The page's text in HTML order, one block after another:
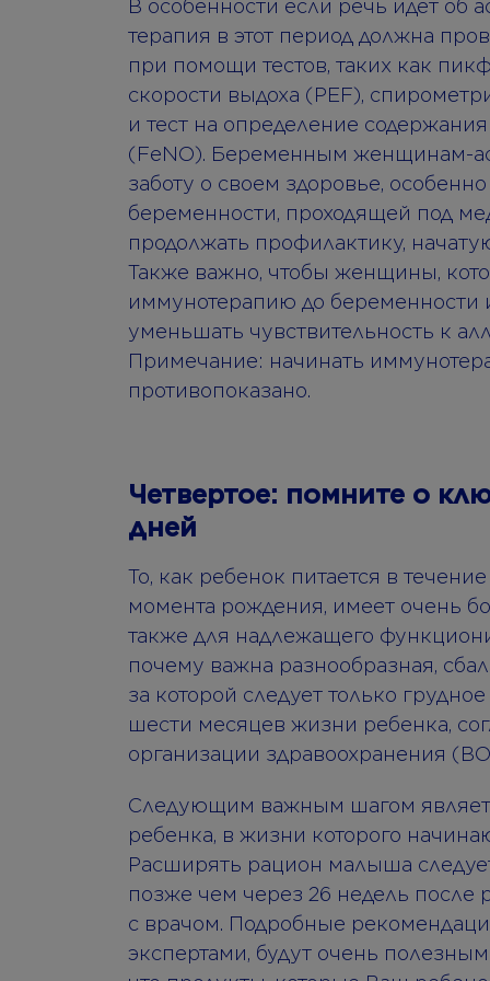
В особенности если речь идет об
терапия в этот период должна
при помощи тестов, таких как
скорости выдоха (PEF),
и тест на определение
(FeNO). Беременным женщинам-
заботу о своем здоровье,
беременности, проходящей под
продолжать профилактику,
Также важно, чтобы женщины,
иммунотерапию до беременности
уменьшать чувствительность к
Примечание: начинать
противопоказано.
Четвертое: помните о
дней
То, как ребенок питается в
момента рождения, имеет очень
также для надлежащего
почему важна разнообразная,
за которой следует только
шести месяцев жизни ребенка,
организации здравоохранения
Следующим важным шагом
ребенка, в жизни которого
Расширять рацион малыша
позже чем через 26 недель после
с врачом. Подробные
экспертами, будут очень